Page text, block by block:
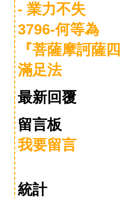
- 業力不失
3796-何等為
『菩薩摩訶薩四
滿足法
最新回覆
留言板
我要留言
統計